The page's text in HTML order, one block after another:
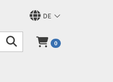
DE
0